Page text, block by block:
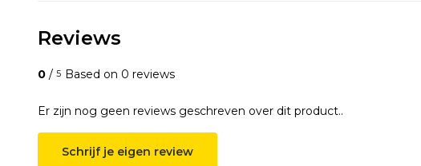
Reviews
0 / 5 Based on 0 reviews
Er zijn nog geen reviews geschreven over dit product..
Schrijf je eigen review